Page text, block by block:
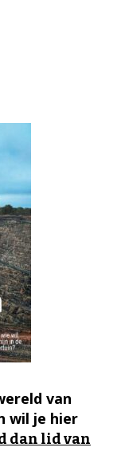
van
wil je hier
dan lid van